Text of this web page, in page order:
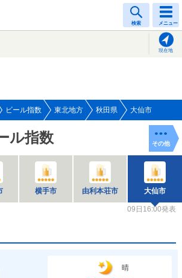
検索 メニュー
現在地
ビール指数 東北地方 秋田県 大仙市
ル指数
横手市 由利本荘市 大仙市
その他
09日16:00発表
晴